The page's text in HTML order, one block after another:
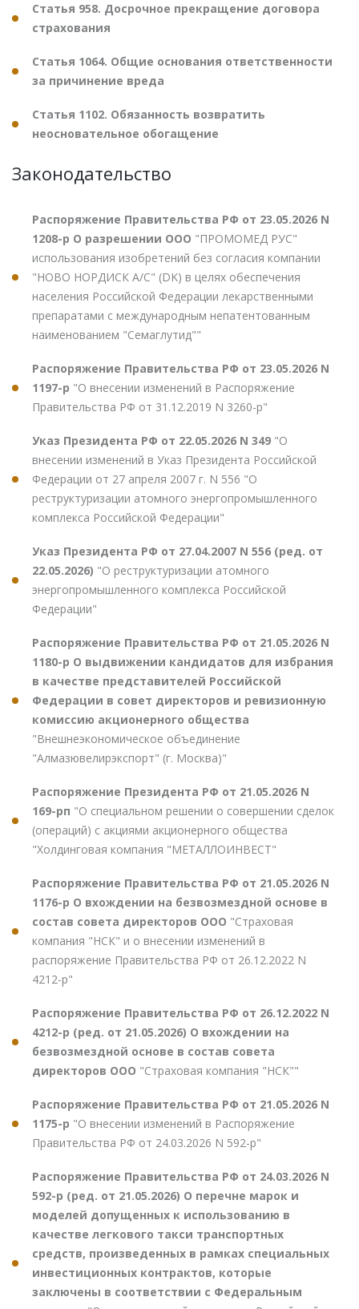
Статья 958. Досрочное прекращение договора
страхования
Статья 1064. Общие основания ответственности
за причинение вреда
Статья 1102. Обязанность возвратить
неосновательное обогащение
Законодательство
Распоряжение Правительства РФ от 23.05.2026 N
1208-р О разрешении ООО "ПРОМОМЕД РУС"
использования изобретений без согласия компании
"НОВО НОРДИСК А/С" (DK) в целях обеспечения
населения Российской Федерации лекарственными
препаратами с международным непатентованным
наименованием "Семаглутид""
Распоряжение Правительства РФ от 23.05.2026 N
1197-р "О внесении изменений в Распоряжение
Правительства РФ от 31.12.2019 N 3260-р"
Указ Президента РФ от 22.05.2026 N 349 "О
внесении изменений в Указ Президента Российской
Федерации от 27 апреля 2007 г. N 556 "О
реструктуризации атомного энергопромышленного
комплекса Российской Федерации"
Указ Президента РФ от 27.04.2007 N 556 (ред. от
22.05.2026) "О реструктуризации атомного
энергопромышленного комплекса Российской
Федерации"
Распоряжение Правительства РФ от 21.05.2026 N
1180-р О выдвижении кандидатов для избрания
в качестве представителей Российской
Федерации в совет директоров и ревизионную
комиссию акционерного общества
"Внешнеэкономическое объединение
"Алмазювелирэкспорт" (г. Москва)"
Распоряжение Президента РФ от 21.05.2026 N
169-рп "О специальном решении о совершении сделок
(операций) с акциями акционерного общества
"Холдинговая компания "МЕТАЛЛОИНВЕСТ"
Распоряжение Правительства РФ от 21.05.2026 N
1176-р О вхождении на безвозмездной основе в
состав совета директоров ООО "Страховая
компания "НСК" и о внесении изменений в
распоряжение Правительства РФ от 26.12.2022 N
4212-р"
Распоряжение Правительства РФ от 26.12.2022 N
4212-р (ред. от 21.05.2026) О вхождении на
безвозмездной основе в состав совета
директоров ООО "Страховая компания "НСК""
Распоряжение Правительства РФ от 21.05.2026 N
1175-р "О внесении изменений в Распоряжение
Правительства РФ от 24.03.2026 N 592-р"
Распоряжение Правительства РФ от 24.03.2026 N
592-р (ред. от 21.05.2026) О перечне марок и
моделей допущенных к использованию в
качестве легкового такси транспортных
средств, произведенных в рамках специальных
инвестиционных контрактов, которые
заключены в соответствии с Федеральным